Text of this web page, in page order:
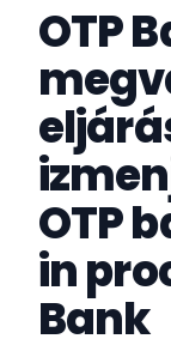
OTP
OTP
in
Bank